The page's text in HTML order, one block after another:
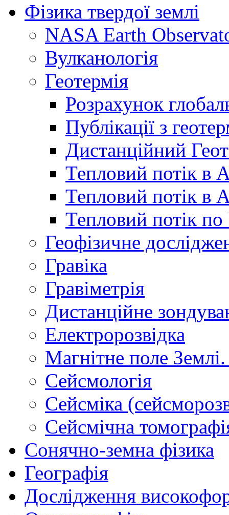
Фізика твердої землі
NASA Earth
Вулканологія
Геотермія
Розрахунок
Публікації з
Дистанційний
Тепловий потік в
Тепловий потік в
Тепловий потік по
Геофізичне
Гравіка
Гравіметрія
Дистанційне
Електророзвідка
Магнітне поле
Сейсмологія
Сейсміка
Сейсмічна
Сонячно-земна фізика
Географія
Дослідження